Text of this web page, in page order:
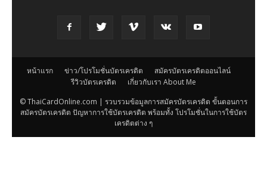
หน้าแรก ข่าว/โปรโมชั่นบัตรเครดิต
สมัครบัตรเครดิตออนไลน์
รีวิวบัตรเครดิต
เกี่ยวกับเรา About Me
© ThaiCardOnline.com | รวบรวมข้อมูลการสมัครบัตรเครดิต ขั้นตอนการ
สมัครบัตรเครดิต ปัญหาการใช้บัตรเครดิต พร้อมทั้ง โปรโมชั่นในการใช้บัตร
เครดิตต่าง ๆ